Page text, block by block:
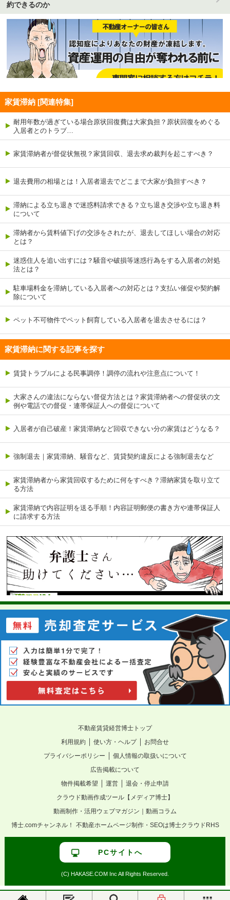
約できるのか
家賃滞納 [関連特集]
耐用年数が過ぎている場合原状回復費は大家負担？原状回復をめぐる
入居者とのトラブ…
家賃滞納者が督促状無視？家賃回収、退去求め裁判を起こすべき？
退去費用の相場とは！入居者退去でどこまで大家が負担すべき？
滞納による立ち退きで迷惑料請求できる？立ち退き交渉や立ち退き料
について
滞納者から賃料値下げの交渉をされたが、退去してほしい場合の対応
とは？
迷惑住人を追い出すには？騒音や破損等迷惑行為をする入居者の対処
法とは？
駐車場料金を滞納している入居者への対応とは？支払い催促や契約解
除について
ペット不可物件でペット飼育している入居者を退去させるには？
家賃滞納に関する記事を探す
賃貸トラブルによる民事調停！調停の流れや注意点について！
大家さんの違法にならない督促方法とは？家賃滞納者への督促状の文
例や電話での督促・連帯保証人への督促について
入居者が自己破産！家賃滞納など回収できない分の家賃はどうなる？
強制退去｜家賃滞納、騒音など、賃貸契約違反による強制退去など
家賃滞納者から家賃回収するために何をすべき？滞納家賃を取り立て
る方法
家賃滞納で内容証明を送る手順！内容証明郵便の書き方や連帯保証人
に請求する方法
不動産賃貸経営博士トップ
利用規約 ｜ 使い方・ヘルプ｜ お問合せ
プライバシーポリシー ｜ 個人情報の取扱いについて
広告掲載について
物件掲載希望 ｜ 運営 ｜ 退会・停止申請
クラウド動画作成ツール【メディア博士】
動画制作・活用ウェブマガジン｜動画コラム
博士.comチャンネル！
不動産ホームページ制作・SEOは博士クラウドRHS
PCサイトへ
(C) HAKASE.COM Inc All Rights Reserved.